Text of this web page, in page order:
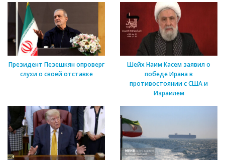
Президент Пезешкян опроверг
слухи о своей отставке
Шейх Наим Касем заявил о
победе Ирана в
противостоянии с США и
Израилем